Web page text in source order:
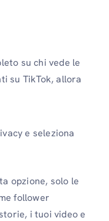
su chi vede le
su TikTok, allora
e seleziona
opzione, solo le
follower
i tuoi video e